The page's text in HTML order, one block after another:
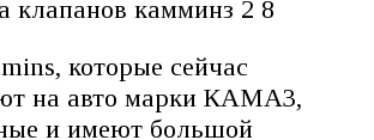
которые сейчас
на авто марки КАМАЗ,
и имеют большой